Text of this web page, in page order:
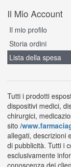
Il Mio Account
Il mio profilo
Storia ordini
Lista della spesa
Tutti i prodotti
dispositivi medici,
chirurgici,
sito /
allegati, descrizioni
di pubblicità. Tutti i
esclusivamente
conoscenza dei